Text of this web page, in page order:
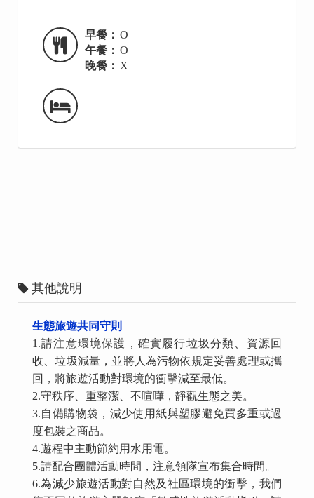
早餐： O
午餐： O
晚餐： X
其他說明
生態旅遊共同守則
1.請注意環境保護，確實履行垃圾分類、資源回
收、垃圾減量，並將人為污物依規定妥善處理或攜
回，將旅遊活動對環境的衝擊減至最低。
2.守秩序、重整潔、不喧嘩，靜觀生態之美。
3.自備購物袋，減少使用紙與塑膠避免買多重或過
度包裝之商品。
4.遊程中主動節約用水用電。
5.請配合團體活動時間，注意領隊宣布集合時間。
6.為減少旅遊活動對自然及社區環境的衝擊，我們